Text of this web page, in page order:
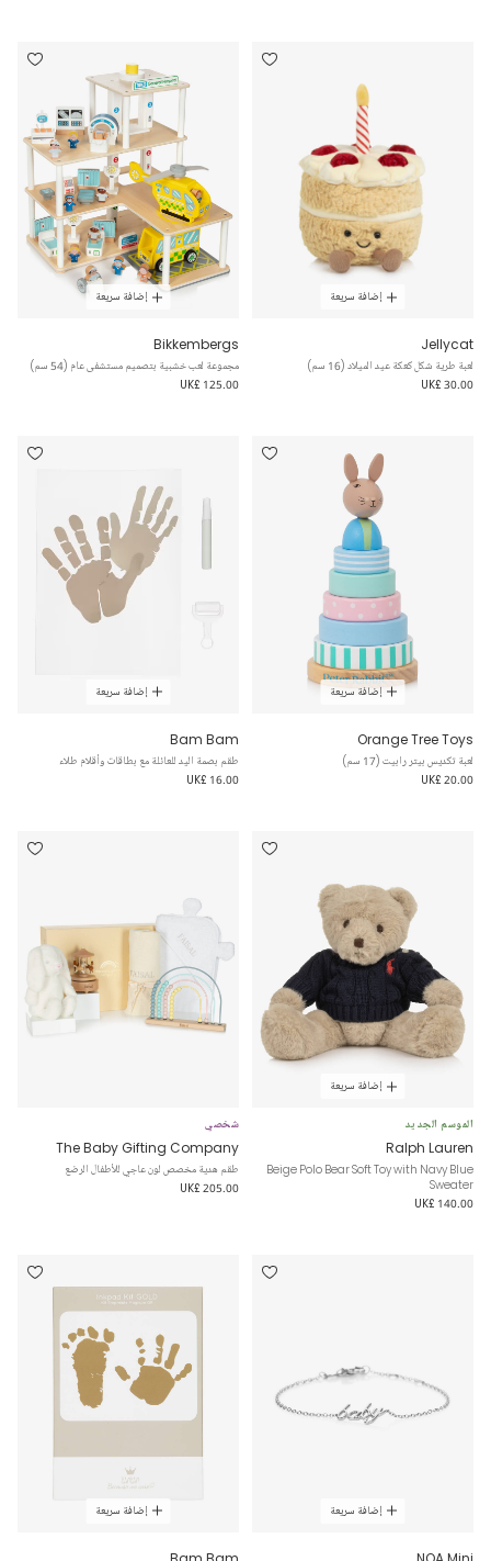
إضافة سريعة
Jellycat
لعبة طرية شكل كعكة عيد الميلاد (16 سم)
UK£ 30.00
إضافة سريعة
Bikkembergs
مجموعة لعب خشبية بتصميم مستشفى عام (54 سم)
UK£ 125.00
إضافة سريعة
Orange Tree Toys
لعبة تكديس بيتر رابيت (17 سم)
UK£ 20.00
إضافة سريعة
Bam Bam
طقم بصمة اليد للعائلة مع بطاقات وأقلام طلاء
UK£ 16.00
إضافة سريعة
الموسم الجديد
Ralph Lauren
Beige Polo Bear Soft Toy with Navy Blue
Sweater
UK£ 140.00
شخصي
The Baby Gifting Company
طقم هدية مخصص لون عاجي للأطفال الرضع
UK£ 205.00
إضافة سريعة إضافة سريعة